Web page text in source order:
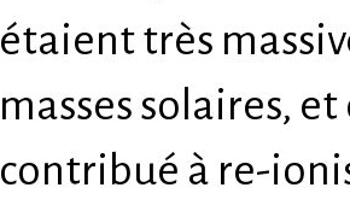
étaient très
masses solaires,
contribué à re-